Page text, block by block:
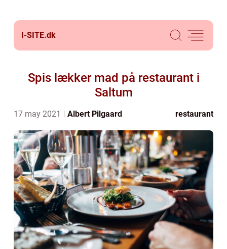
I-SITE.dk
Spis lækker mad på restaurant i
Saltum
17 may 2021 Albert Pilgaard restaurant